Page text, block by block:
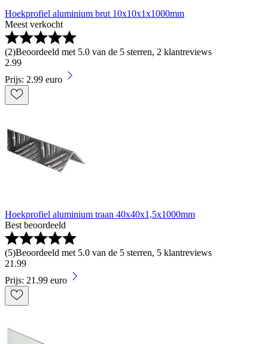
Hoekprofiel aluminium brut 10x10x1x1000mm
Meest verkocht
(2)Beoordeeld met 5.0 van de 5 sterren, 2 klantreviews
2.99
Prijs: 2.99 euro
Hoekprofiel aluminium traan 40x40x1,5x1000mm
Best beoordeeld
(5)Beoordeeld met 5.0 van de 5 sterren, 5 klantreviews
21 .99
Prijs: 21.99 euro